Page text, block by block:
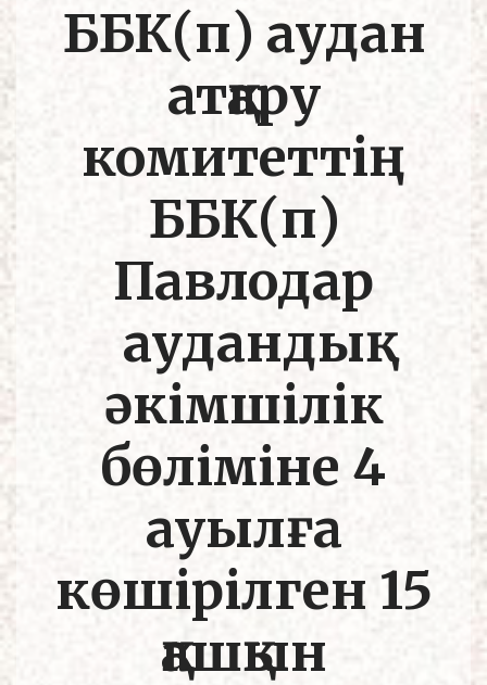
ББК(п) аудан
атқару
комитеттің
ББК(п)
Павлодар
аудандық
әкімшілік
бөліміне 4
ауылға
көшірілген 15
қашқын